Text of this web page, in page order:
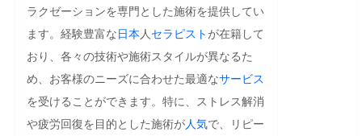
ラクゼーションを専門とした施術を提供してい
ます。経験豊富な日本 人 セラピスト が在籍して
おり、各々の技術や施術スタイルが異なるた
め、お客様のニーズに合わせた最適なサービス
を受けることができます。特に、ストレス解消
や疲労回復を目的とした施術が人気で、リピー